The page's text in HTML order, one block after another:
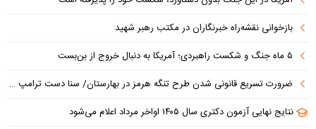
بازخوانی نقشه‌راه خبرنگاران در مکتب رهبر شهید
۵ ماه جنگ و شکست راهبردی؛ آمریکا به دنبال خروج از بن‌بست
ضرورت تسریع قانونی شدن طرح تنگه هرمز در بهارستان/ سنا دست ترامپ را برای اعمال فشار به ایران بازتر کرد
نتایج نهایی آزمون دکتری سال ۱۴۰۵ اواخر مرداد اعلام می‌شود